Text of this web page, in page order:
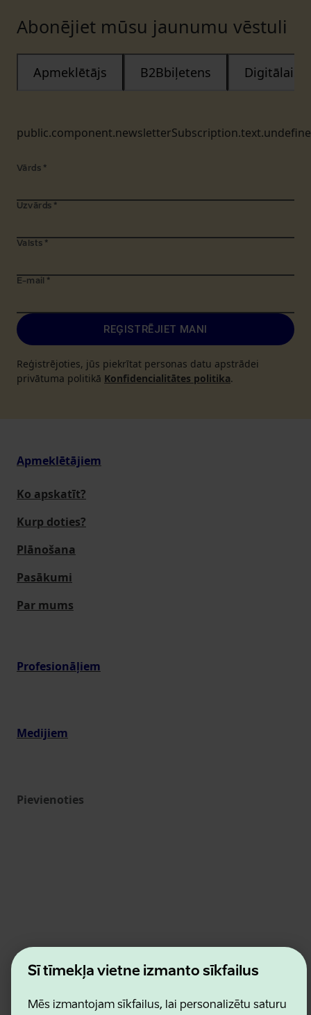
Šī tīmekļa vietne izmanto sīkfailus
Mēs izmantojam sīkfailus, lai personalizētu saturu
Abonējiet mūsu jaunumu vēstuli
Apmeklētājs B2Bbiļetens Digitālais
Vārds *
Uzvārds *
Valsts *
E-mail *
REĢISTRĒJIET MANI
Reģistrējoties, jūs piekrītat personas datu apstrādei
privātuma politikā Konfidencialitātes politika.
Apmeklētājiem
Ko apskatīt?
Kurp doties?
Plānošana
Pasākumi
Par mums
Profesionāļiem
Medijiem
Pievienoties
Estonian Business and Innovation Agency
Kontakti
Lietošanas noteikumi